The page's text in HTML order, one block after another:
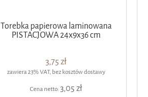
Torebka papierowa laminowana
PISTACJOWA 24x9x36 cm
3,75 zł
zawiera 23% VAT, bez kosztów dostawy
Cena netto:3,05 zł